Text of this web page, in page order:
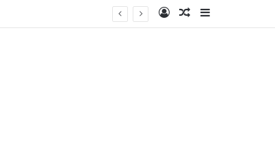
Log InArtigo Aleatório
Sidebar